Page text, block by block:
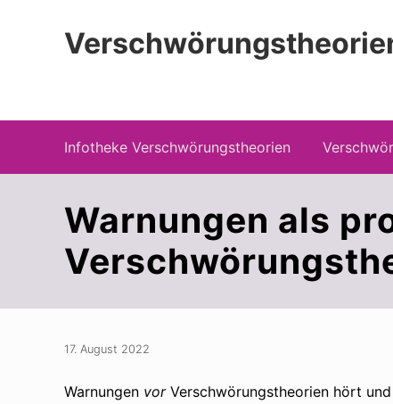
Hauptnavigation
Seitenspalte
Infotheke Verschwörungstheorien
Warnungen als
17. August 2022
Warnungen vor Verschwörungstheorien hört